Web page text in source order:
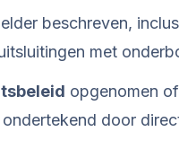
beschreven,
met
opgenomen
door